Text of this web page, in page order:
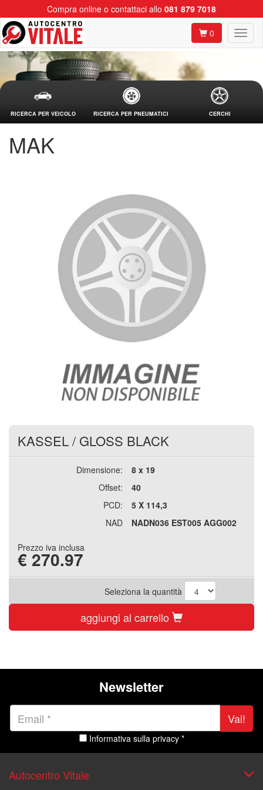
Compra online o contattaci allo 081 879 7018
0
RICERCA PER VEICOLO RICERCA PER PNEUMATICI CERCHI
MAK
KASSEL/ GLOSS BLACK
Dimensione:
8 x 19
Offset:
40
PCD:
5 X 114,3
NAD
NADN036 EST005 AGG002
Prezzo iva inclusa
€ 270.97
Seleziona la quantità
aggiungi al carrello
Newsletter
Vai!
Informativa sulla privacy *
Autocentro Vitale